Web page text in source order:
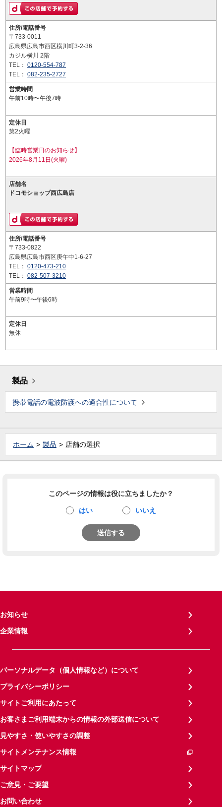
住所/電話番号
〒733-0011
広島県広島市西区横川町3-2-36
カジル横川 2階
TEL： 0120-554-787
TEL： 082-235-2727
営業時間
午前10時〜午後7時
定休日
第2火曜
【臨時営業日のお知らせ】
2026年8月11日(火曜)
店舗名
ドコモショップ西広島店
住所/電話番号
〒733-0822
広島県広島市西区庚午中1-6-27
TEL： 0120-473-210
TEL： 082-507-3210
営業時間
午前9時〜午後6時
定休日
無休
製品
携帯電話の電波防護への適合性について
ホーム 製品 店舗の選択
このページの情報は役に立ちましたか？
はい いいえ
送信する
お知らせ
企業情報
パーソナルデータ（個人情報など）について
プライバシーポリシー
サイトご利用にあたって
お客さまご利用端末からの情報の外部送信について
見やすさ・使いやすさの調整
サイトメンテナンス情報
サイトマップ
ご意見・ご要望
お問い合わせ